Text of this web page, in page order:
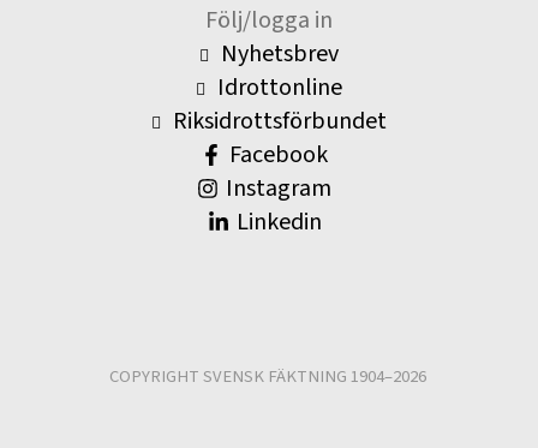
Följ/logga in
Nyhetsbrev
Idrottonline
Riksidrottsförbundet
Facebook
Instagram
Linkedin
COPYRIGHT SVENSK FÄKTNING 1904–2026